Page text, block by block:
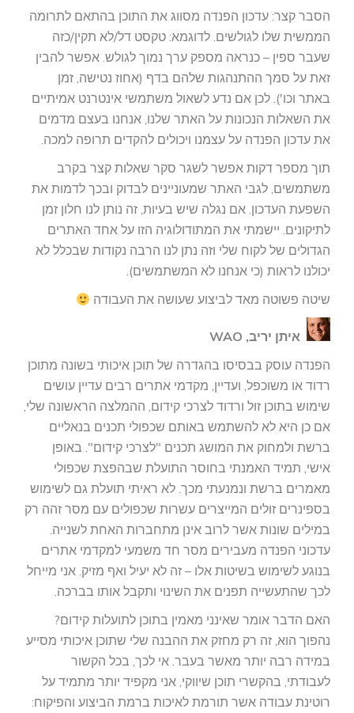
הסבר קצר: עדכון הפנדה מסווג את התוכן בהתאם לתרומה
הממשית שלו לגולשים. לדוגמא: טקסט דל/לא תקין/כזה
שעבר ספין – כנראה מספק ערך נמוך לגולש. אפשר להבין
זאת על סמך ההתנהגות שלהם בדף (אחוז נטישה, זמן
באתר וכו'). לכן אם נדע לשאול משתמשי אינטרנט אמיתיים
את השאלות הנכונות על האתר שלנו, אנחנו בעצם מדמים
את עדכון הפנדה על עצמנו ויכולים להקדים תרופה למכה.
תוך מספר דקות אפשר לשגר סקר שאלות קצר בקרב
משתמשים, לגבי האתר שמעוניינים לבדוק ובכך לדמות את
השפעת העדכון. אם נגלה שיש בעיות, זה נותן לנו חלון זמן
לתיקונים. יישמתי את המתודולוגיה הזו על אחד האתרים
הגדולים של לקוח שלי וזה נתן לנו הרבה נקודות שבכלל לא
יכולנו לראות (כי אנחנו לא המשתמשים).
שיטה פשוטה מאד לביצוע שעושה את העבודה
איתן יריב, WAO
הפנדה עוסק בבסיסו בהגדרה של תוכן איכותי בשונה מתוכן
רדוד או משוכפל, ועדיין, מקדמי אתרים רבים עדיין עושים
שימוש בתוכן זול ורדוד לצרכי קידום, ההמלצה הראשונה שלי,
אם כן היא לא להשתמש באותם שכפולי תכנים בנאליים
ברשת ולמחוק את המושג תכנים "לצרכי קידום". באופן
אישי, תמיד האמנתי בחוסר התועלת שבהפצת שכפולי
מאמרים ברשת ונמנעתי מכך. לא ראיתי תועלת גם לשימוש
בספינרים זולים המייצרים עשרות שכפולים עם מסר זהה רק
במילים שונות אשר לרוב אינן מתחברות האחת לשנייה.
עדכוני הפנדה מעבירים מסר חד משמעי למקדמי אתרים
בנוגע לשימוש בשיטות אלו – זה לא יעיל ואף מזיק. אני מייחל
לכך שהתעשייה תפנים את השינוי ותקבל אותו בברכה.
האם הדבר אומר שאינני מאמין בתוכן לתועלות קידום?
נהפוך הוא, זה רק מחזק את ההבנה שלי שתוכן איכותי מסייע
במידה רבה יותר מאשר בעבר. אי לכך, בכל הקשור
לעבודתי, בהקשרי תוכן שיווקי, אני מקפיד יותר מתמיד על
רוטינת עבודה אשר תורמת לאיכות ברמת הביצוע והפיקוח: